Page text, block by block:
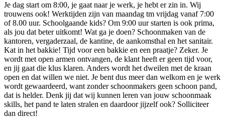
Je dag start om 8:00, je gaat naar je werk, je hebt er zin in. Wij
trouwens ook! Werktijden zijn van maandag tm vrijdag vanaf 7:00
of 8.00 uur. Schoolgaande kids? Om 9:00 uur starten is ook prima,
als jou dat beter uitkomt! Wat ga je doen? Schoonmaken van de
kantoren, vergaderzaal, de kantine, de aankomsthal en het sanitair.
Kat in het bakkie! Tijd voor een bakkie en een praatje? Zeker. Je
wordt met open armen ontvangen, de klant heeft er geen tijd voor,
en jij gaat die klus klaren. Anders wordt het dweilen met de kraan
open en dat willen we niet. Je bent dus meer dan welkom en je werk
wordt gewaardeerd, want zonder schoonmakers geen schoon pand,
dat is helder. Denk jij dat wij kunnen leren van jouw schoonmaak
skills, het pand te laten stralen en daardoor jijzelf ook? Solliciteer
dan direct!